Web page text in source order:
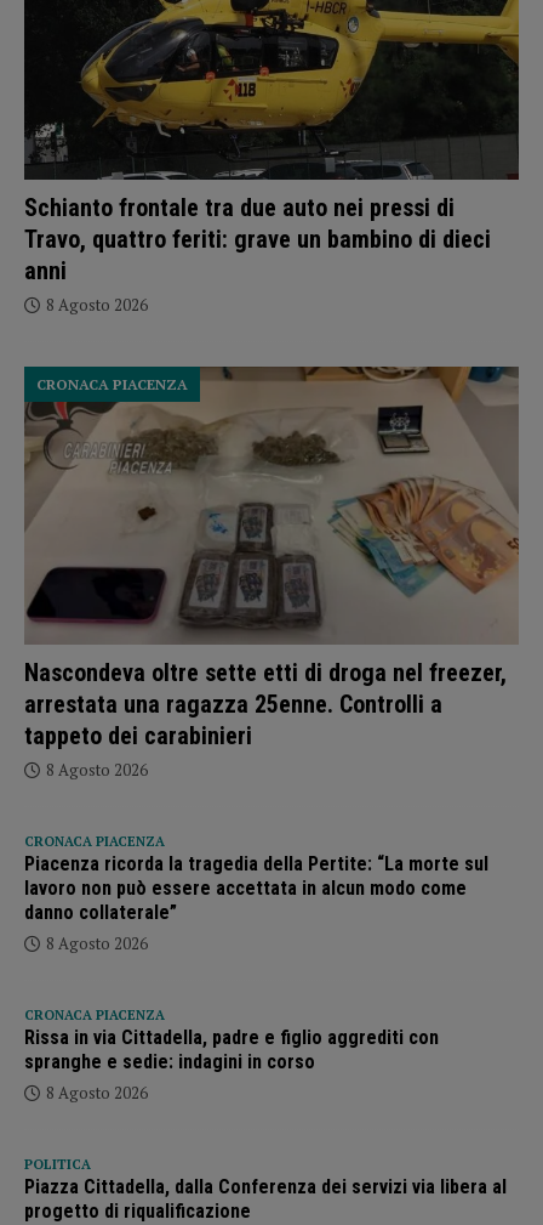
Schianto frontale tra due auto nei pressi di
Travo, quattro feriti: grave un bambino di dieci
anni
8 Agosto 2026
Nascondeva oltre sette etti di droga nel freezer,
arrestata una ragazza 25enne. Controlli a
tappeto dei carabinieri
CRONACA PIACENZA
8 Agosto 2026
CRONACA PIACENZA
Piacenza ricorda la tragedia della Pertite: “La morte sul
lavoro non può essere accettata in alcun modo come
danno collaterale”
8 Agosto 2026
CRONACA PIACENZA
Rissa in via Cittadella, padre e figlio aggrediti con
spranghe e sedie: indagini in corso
8 Agosto 2026
POLITICA
Piazza Cittadella, dalla Conferenza dei servizi via libera al
progetto di riqualificazione